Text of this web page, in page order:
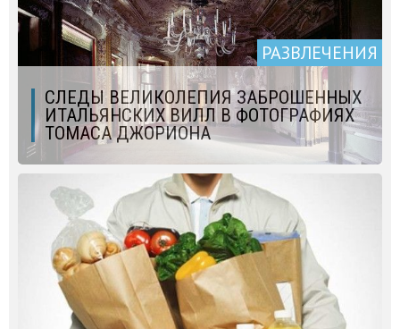
РАЗВЛЕЧЕНИЯ
СЛЕДЫ ВЕЛИКОЛЕПИЯ ЗАБРОШЕННЫХ
ИТАЛЬЯНСКИХ ВИЛЛ В ФОТОГРАФИЯХ
ТОМАСА ДЖОРИОНА